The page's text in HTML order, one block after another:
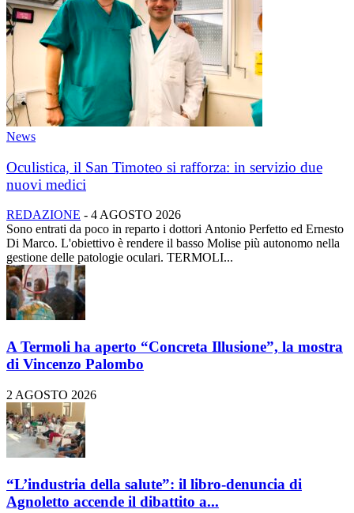
News
Oculistica, il San Timoteo si rafforza: in servizio due
nuovi medici
REDAZIONE - 4 AGOSTO 2026
Sono entrati da poco in reparto i dottori Antonio Perfetto ed Ernesto
Di Marco. L'obiettivo è rendere il basso Molise più autonomo nella
gestione delle patologie oculari. TERMOLI...
A Termoli ha aperto “Concreta Illusione”, la mostra
di Vincenzo Palombo
2 AGOSTO 2026
“L’industria della salute”: il libro-denuncia di
Agnoletto accende il dibattito a...